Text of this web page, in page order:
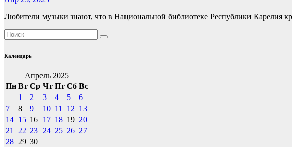
Любители музыки знают, что в Национальной библиотеке Республики Карелия
Календарь
Апрель 2025
Пн Вт Ср Чт Пт Сб Вс
1
2 3 4 5
6
7
8 9 10 11 12 13
14 15 16 17 18 19 20
21
22 23 24 25 26 27
28 29 30